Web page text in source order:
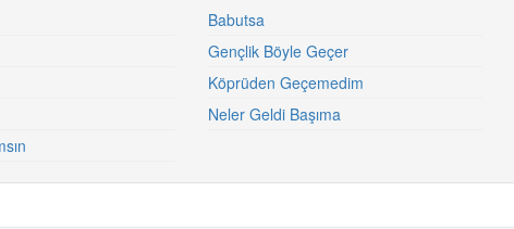
Babutsa
Gençlik Böyle Geçer
Köprüden Geçemedim
Neler Geldi Başıma